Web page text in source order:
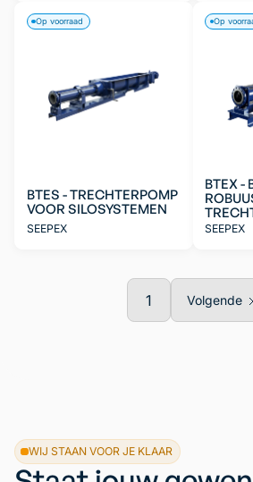
BTES - TRECHTERPOMP
VOOR SILOSYSTEMEN
SEEPEX
Op voorraad
BTEX -
SEEPEX
Op
1 Volgende
WIJ STAAN VOOR JE KLAAR